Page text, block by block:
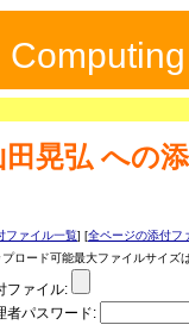
田晃弘 への
ファイル一覧] [全ページの添付フ
プロード可能最大ファイルサイズ
ファイル:
者パスワード: